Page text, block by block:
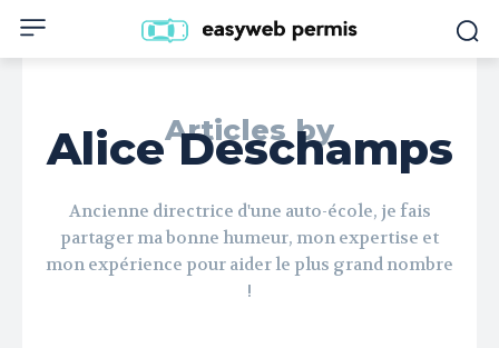
Articles by
Alice Deschamps
Ancienne directrice d'une auto-école, je fais
partager ma bonne humeur, mon expertise et
mon expérience pour aider le plus grand nombre
!